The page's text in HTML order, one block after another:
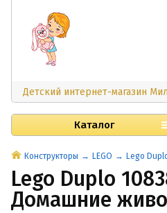
Детский интернет-магазин
Каталог
Конструкторы LEGO Lego
Lego Duplo
Домашние